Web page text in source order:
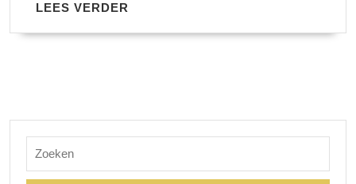
LEES VERDER
naar: